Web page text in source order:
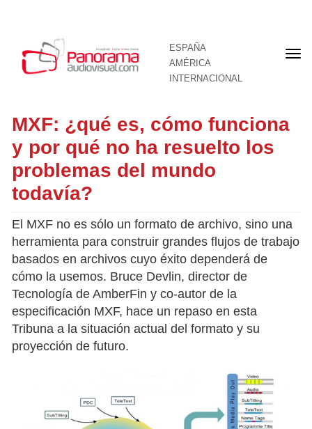
ESPAÑA
AMÉRICA
INTERNACIONAL
MXF: ¿qué es, cómo funciona
y por qué no ha resuelto los
problemas del mundo
todavía?
El MXF no es sólo un formato de archivo, sino una
herramienta para construir grandes flujos de trabajo
basados en archivos cuyo éxito dependerá de
cómo la usemos. Bruce Devlin, director de
Tecnología de AmberFin y co-autor de la
especificación MXF, hace un repaso en esta
Tribuna a la situación actual del formato y su
proyección de futuro.